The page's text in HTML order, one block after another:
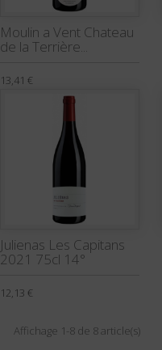
Moulin a Vent Chateau
de la Terrière...
13,41 €
Julienas Les Capitans
2021 75cl 14°
12,13 €
Affichage 1-8 de 8 article(s)